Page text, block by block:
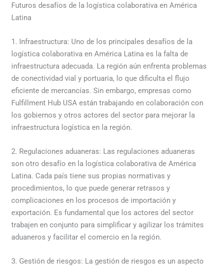
Futuros desafíos de la logística colaborativa en América
Latina
1. Infraestructura: Uno de los principales desafíos de la
logística colaborativa en América Latina es la falta de
infraestructura adecuada. La región aún enfrenta problemas
de conectividad vial y portuaria, lo que dificulta el flujo
eficiente de mercancías. Sin embargo, empresas como
Fulfillment Hub USA están trabajando en colaboración con
los gobiernos y otros actores del sector para mejorar la
infraestructura logística en la región.
2. Regulaciones aduaneras: Las regulaciones aduaneras
son otro desafío en la logística colaborativa de América
Latina. Cada país tiene sus propias normativas y
procedimientos, lo que puede generar retrasos y
complicaciones en los procesos de importación y
exportación. Es fundamental que los actores del sector
trabajen en conjunto para simplificar y agilizar los trámites
aduaneros y facilitar el comercio en la región.
3. Gestión de riesgos: La gestión de riesgos es un aspecto